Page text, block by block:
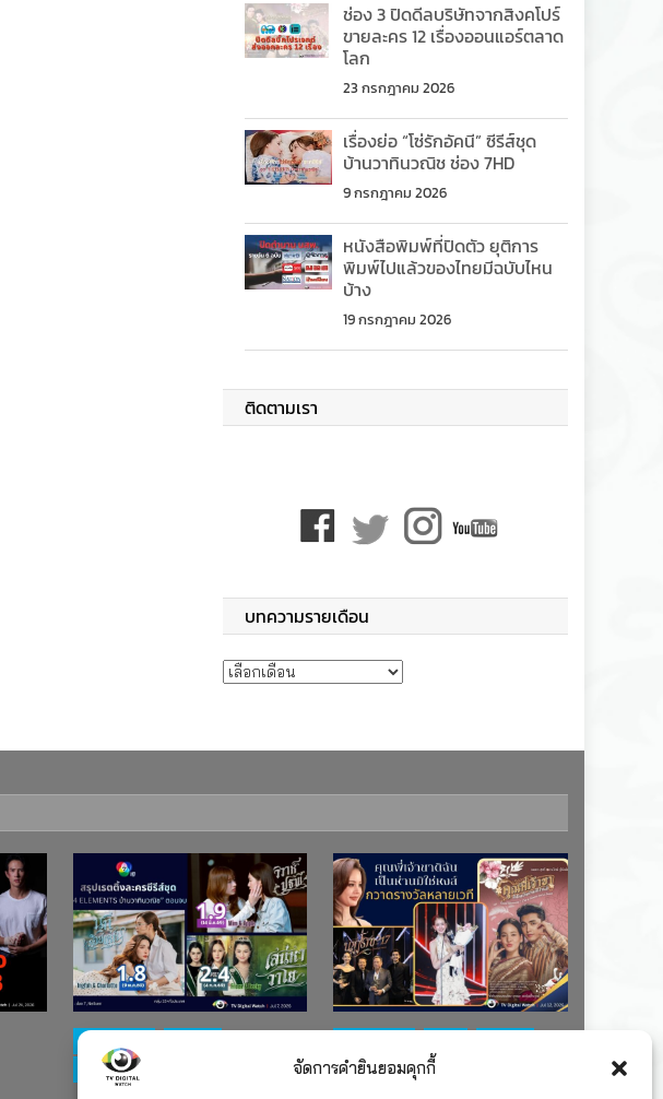
จัดการคำยินยอมคุกกี้
ช่อง 3 ปิดดีลบริษัทจากสิงคโปร์
ขายละคร 12 เรื่องออนแอร์ตลาด
โลก
23 กรกฎาคม 2026
เรื่องย่อ “โซ่รักอัคนี” ซีรีส์ชุด
บ้านวาทินวณิช ช่อง 7HD
9 กรกฎาคม 2026
หนังสือพิมพ์ที่ปิดตัว ยุติการ
พิมพ์ไปแล้วของไทยมีฉบับไหน
บ้าง
19 กรกฎาคม 2026
ติดตามเรา
บทความรายเดือน
บทความรายเดือน
ละคร-ซีรีส์
รางวัล
ละคร-ซีรีส์